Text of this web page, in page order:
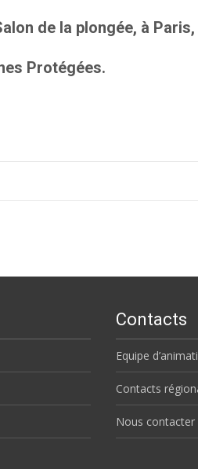
de la plongée, à Paris,
Protégées.
Contacts
Equipe
Contacts
Nous contacter